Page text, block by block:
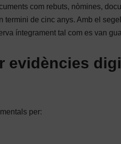
com rebuts, nòmines,
de cinc anys. Amb el
íntegrament tal com es van
evidències
per: